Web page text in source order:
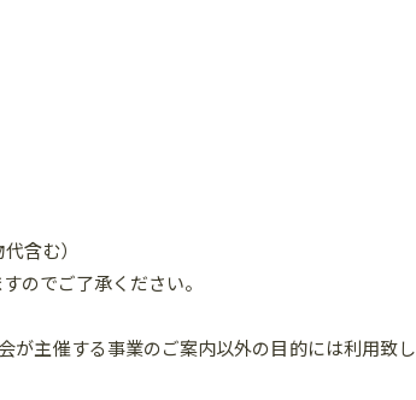
含む）
のでご了承ください。
主催する事業のご案内以外の目的には利用致し